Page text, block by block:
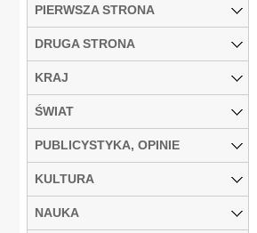
PIERWSZA STRONA
DRUGA STRONA
KRAJ
ŚWIAT
PUBLICYSTYKA, OPINIE
KULTURA
NAUKA